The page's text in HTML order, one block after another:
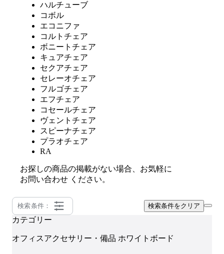
ハルチューブ
コボル
エコニファ
コルトチェア
ボニートチェア
キュアチェア
セクアチェア
セレーオチェア
フルゴチェア
エフチェア
コセールチェア
ヴェントチェア
スピーナチェア
プラオチェア
RA
お探しの商品の掲載がない場合、お気軽に
お問い合わせ ください。
検索条件： 検索条件をクリア
カテゴリー
オフィスアクセサリー・備品 ホワイトボード